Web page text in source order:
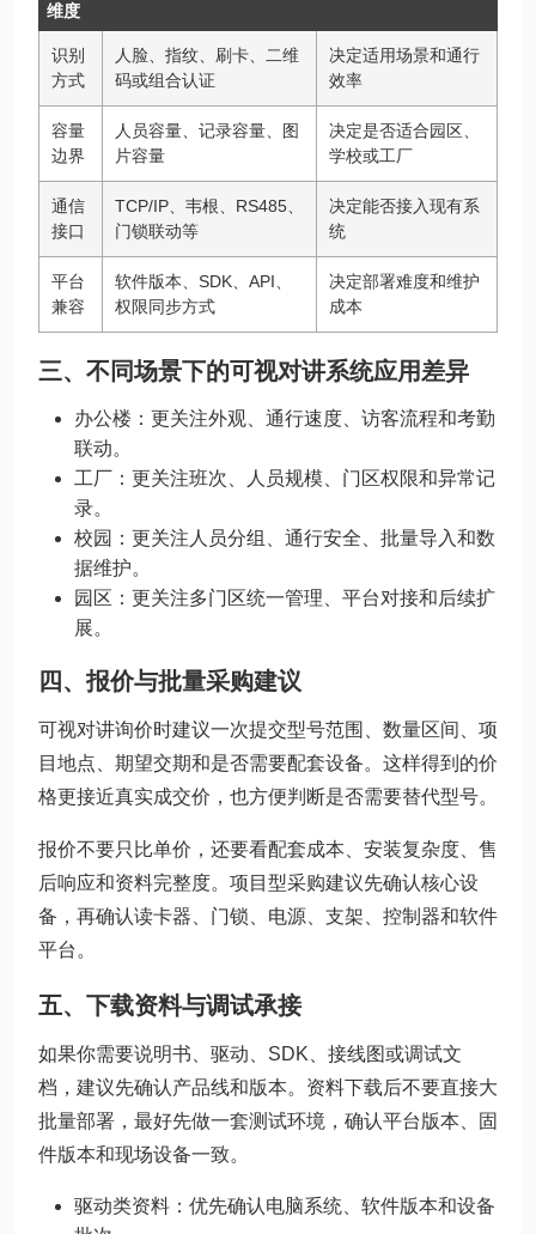
维度
识别
方式
人脸、指纹、刷卡、二维
码或组合认证
决定适用场景和通行
效率
容量
边界
人员容量、记录容量、图
片容量
决定是否适合园区、
学校或工厂
通信
接口
TCP/IP、韦根、RS485、
门锁联动等
决定能否接入现有系
统
平台
兼容
软件版本、SDK、API、
权限同步方式
决定部署难度和维护
成本
三、不同场景下的可视对讲系统应用差异
办公楼：更关注外观、通行速度、访客流程和考勤
联动。
工厂：更关注班次、人员规模、门区权限和异常记
录。
校园：更关注人员分组、通行安全、批量导入和数
据维护。
园区：更关注多门区统一管理、平台对接和后续扩
展。
四、报价与批量采购建议
可视对讲询价时建议一次提交型号范围、数量区间、项
目地点、期望交期和是否需要配套设备。这样得到的价
格更接近真实成交价，也方便判断是否需要替代型号。
报价不要只比单价，还要看配套成本、安装复杂度、售
后响应和资料完整度。项目型采购建议先确认核心设
备，再确认读卡器、门锁、电源、支架、控制器和软件
平台。
五、下载资料与调试承接
如果你需要说明书、驱动、SDK、接线图或调试文
档，建议先确认产品线和版本。资料下载后不要直接大
批量部署，最好先做一套测试环境，确认平台版本、固
件版本和现场设备一致。
驱动类资料：优先确认电脑系统、软件版本和设备